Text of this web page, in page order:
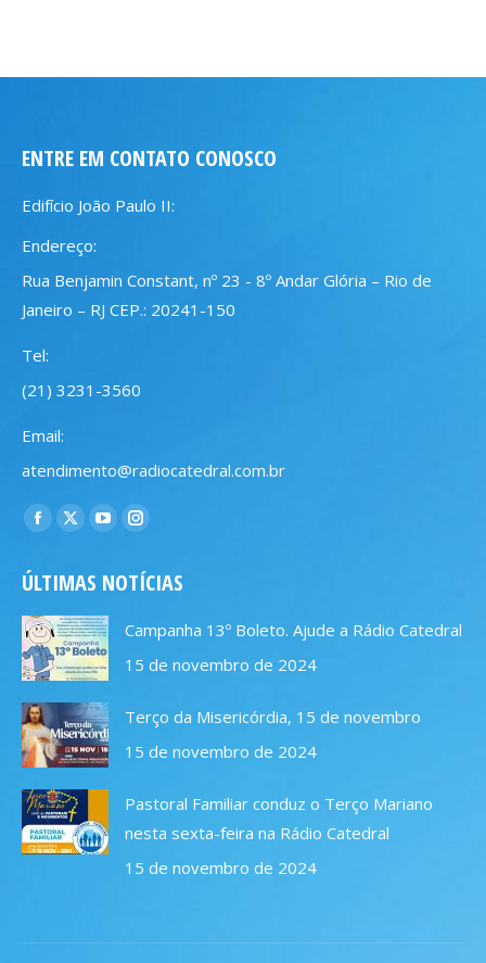
ENTRE EM CONTATO CONOSCO
Edifício João Paulo II:
Endereço:
Rua Benjamin Constant, nº 23 - 8º Andar Glória – Rio de
Janeiro – RJ CEP.: 20241-150
Tel:
(21) 3231-3560
Email:
atendimento@radiocatedral.com.br
Encontre-nos em:
Facebook
opens
in
new
window
X
opens
in
new
window
YouTube
opens
in
new
window
Instagram
opens
new
window
ÚLTIMAS NOTÍCIAS
Campanha 13º Boleto. Ajude a Rádio Catedral
15 de novembro de 2024
Terço da Misericórdia, 15 de novembro
15 de novembro de 2024
Pastoral Familiar conduz o Terço Mariano
nesta sexta-feira na Rádio Catedral
15 de novembro de 2024